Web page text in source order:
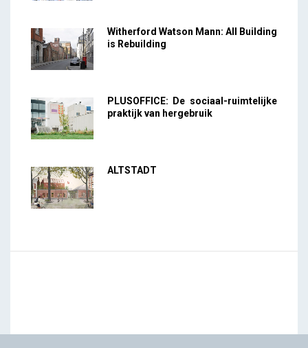
Witherford Watson Mann: All Building
is Rebuilding
PLUSOFFICE: De sociaal-ruimtelijke
praktijk van hergebruik
ALTSTADT